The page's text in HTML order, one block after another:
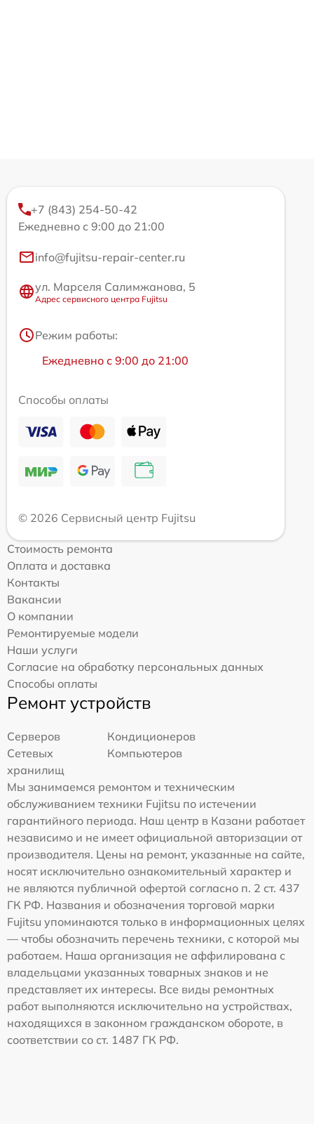
+7 (843) 254-50-42
Ежедневно с 9:00 до 21:00
info@fujitsu-repair-center.ru
ул. Марселя Салимжанова, 5
Адрес сервисного центра Fujitsu
Режим работы:
Ежедневно с 9:00 до 21:00
Способы оплаты
© 2026 Сервисный центр Fujitsu
Стоимость ремонта
Оплата и доставка
Контакты
Вакансии
О компании
Ремонтируемые модели
Наши услуги
Согласие на обработку персональных данных
Способы оплаты
Ремонт устройств
Серверов
Кондиционеров
Сетевых
хранилищ
Компьютеров
Мы занимаемся ремонтом и техническим
обслуживанием техники Fujitsu по истечении
гарантийного периода. Наш центр в Казани работает
независимо и не имеет официальной авторизации от
производителя. Цены на ремонт, указанные на сайте,
носят исключительно ознакомительный характер и
не являются публичной офертой согласно п. 2 ст. 437
ГК РФ. Названия и обозначения торговой марки
Fujitsu упоминаются только в информационных целях
— чтобы обозначить перечень техники, с которой мы
работаем. Наша организация не аффилирована с
владельцами указанных товарных знаков и не
представляет их интересы. Все виды ремонтных
работ выполняются исключительно на устройствах,
находящихся в законном гражданском обороте, в
соответствии со ст. 1487 ГК РФ.